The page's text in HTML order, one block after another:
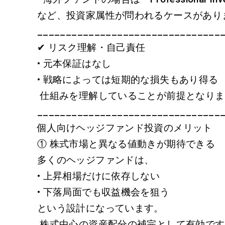
など、投資家属性が問われるケースがあり
✔ リスク理解・自己責任
• 元本保証はなし
• 戦略によっては短期的な損失もあり得る
仕組みを理解していることが前提となりま
個人向けヘッジファンド投資のメリット
① 株式市場と異なる値動きが期待できる
多くのヘッジファンドは、
• 上昇相場だけに依存しない
• 下落局面でも収益機会を狙う
という設計になっています。